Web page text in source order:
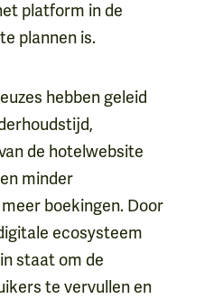
platform in de
plannen is.
hebben geleid
de hotelwebsite
minder
boekingen. Door
ecosysteem
staat om de
te vervullen en